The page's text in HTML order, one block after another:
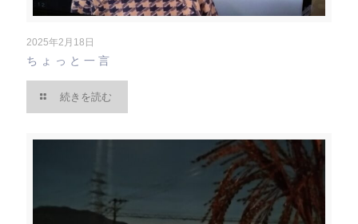
2025年2月18日
ちょっと一言
続きを読む